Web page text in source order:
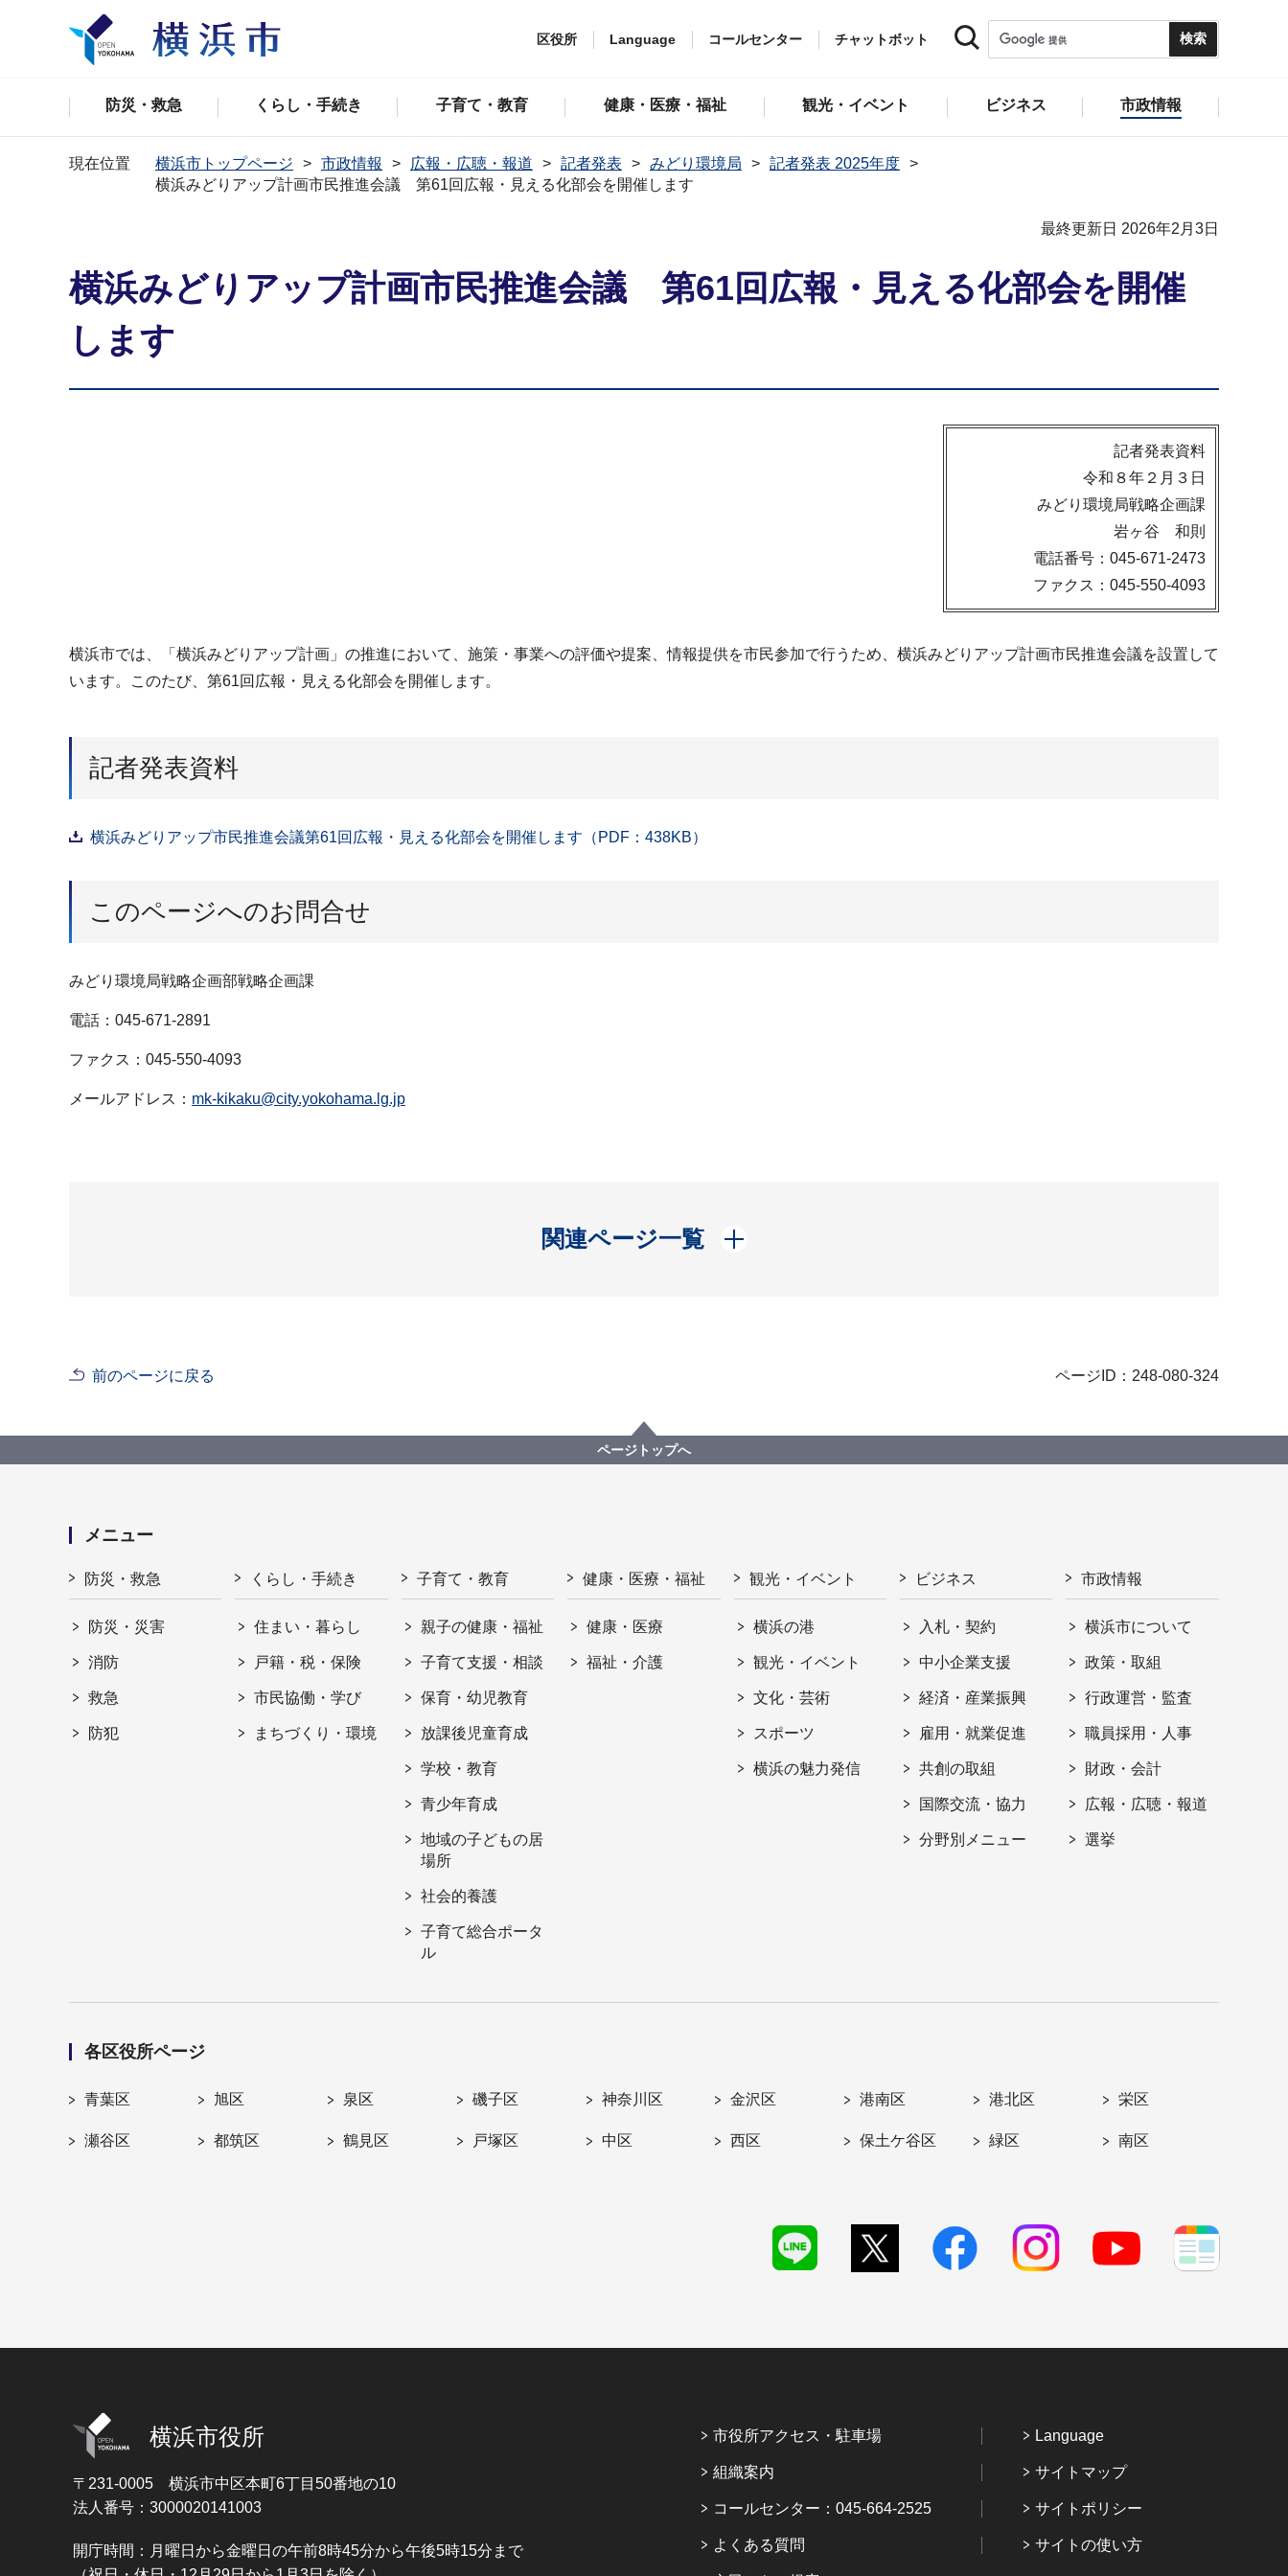
区役所 Language コールセンター チャットボット
防災・救急 くらし・手続き 子育て・教育 健康・医療・福祉 観光・イベント ビジネス 市政情報
現在位置 横浜市トップページ 市政情報 広報・広聴・報道 記者発表 みどり環境局
記者発表 2025年度
横浜みどりアップ計画市民推進会議 第61回広報・見える化部会を開催します
最終更新日 2026年2月3日
横浜みどりアップ計画市民推進会議 第61回広報・見える化部会を開催
します
記者発表資料
令和８年２月３日
みどり環境局戦略企画課
岩ヶ谷 和則
電話番号：045-671-2473
ファクス：045-550-4093
横浜市では、「横浜みどりアップ計画」の推進において、施策・事業への評価や提案、情報提供を市民参加で行うため、横浜みどりアップ計画市民推進会議を設置して
います。このたび、第61回広報・見える化部会を開催します。
記者発表資料
横浜みどりアップ市民推進会議第61回広報・見える化部会を開催します（PDF：438KB）
このページへのお問合せ
みどり環境局戦略企画部戦略企画課
電話：045-671-2891
ファクス：045-550-4093
メールアドレス： mk-kikaku@city.yokohama.lg.jp
関連ページ一覧
開く
前のページに戻る ページID：248-080-324
ページトップへ
メニュー
防災・救急
防災・災害
消防
救急
防犯
くらし・手続き
住まい・暮らし
戸籍・税・保険
市民協働・学び
まちづくり・環境
子育て・教育
親子の健康・福祉
子育て支援・相談
保育・幼児教育
放課後児童育成
学校・教育
青少年育成
地域の子どもの居
場所
社会的養護
子育て総合ポータ
ル
健康・医療・福祉
健康・医療
福祉・介護
観光・イベント
横浜の港
観光・イベント
文化・芸術
スポーツ
横浜の魅力発信
ビジネス
入札・契約
中小企業支援
経済・産業振興
雇用・就業促進
共創の取組
国際交流・協力
分野別メニュー
市政情報
横浜市について
政策・取組
行政運営・監査
職員採用・人事
財政・会計
広報・広聴・報道
選挙
各区役所ページ
青葉区 旭区 泉区 磯子区 神奈川区 金沢区 港南区 港北区 栄区
瀬谷区 都筑区 鶴見区 戸塚区 中区 西区 保土ケ谷区 緑区 南区
横浜市役所
〒231-0005 横浜市中区本町6丁目50番地の10
法人番号：3000020141003
開庁時間：月曜日から金曜日の午前8時45分から午後5時15分まで
市役所アクセス・駐車場
組織案内
コールセンター：045-664-2525
よくある質問
Language
サイトマップ
サイトポリシー
サイトの使い方